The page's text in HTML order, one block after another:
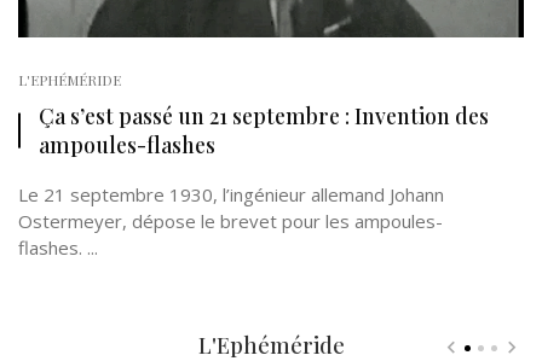
L'EPHÉMÉRIDE
Ça s’est passé un 21 septembre : Invention des
ampoules-flashes
Le 21 septembre 1930, l’ingénieur allemand Johann
Ostermeyer, dépose le brevet pour les ampoules-
flashes. ...
L'Ephéméride